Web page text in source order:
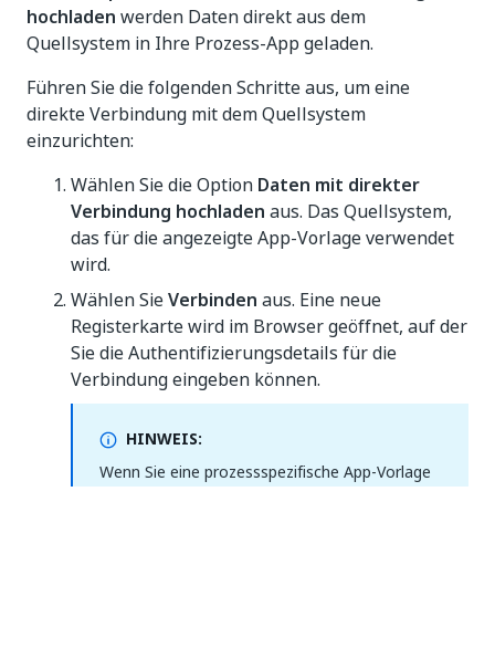
hochladen werden Daten direkt aus dem
Quellsystem in Ihre Prozess-App geladen.
Führen Sie die folgenden Schritte aus, um eine
direkte Verbindung mit dem Quellsystem
einzurichten:
Wählen Sie die Option Daten mit direkter
Verbindung hochladen aus. Das Quellsystem,
das für die angezeigte App-Vorlage verwendet
wird.
Wählen SieVerbinden aus. Eine neue
Registerkarte wird im Browser geöffnet, auf der
Sie die Authentifizierungsdetails für die
Verbindung eingeben können.
HINWEIS:
Wenn Sie eine prozessspezifische App-Vorlage